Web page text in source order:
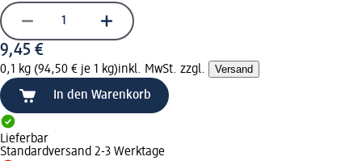
9,45 €
0,1 kg (94,50 € je 1 kg)inkl. MwSt. zzgl. Versand
In den Warenkorb
Lieferbar
Standardversand 2-3 Werktage